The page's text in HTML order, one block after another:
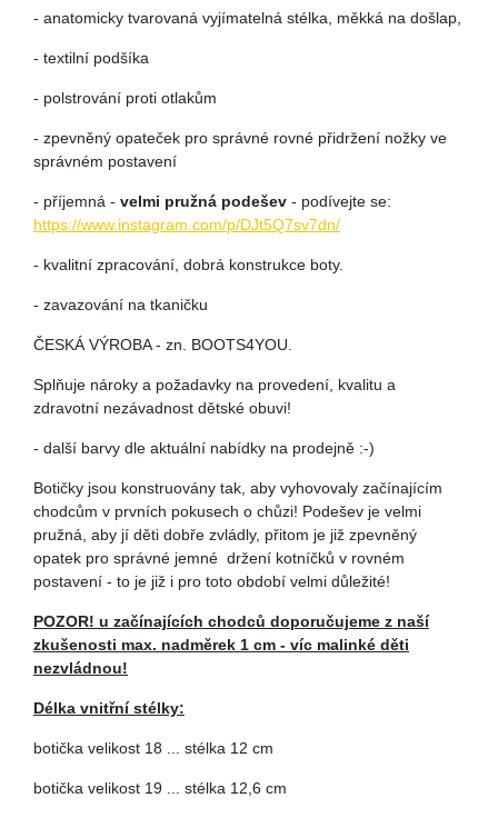
- anatomicky tvarovaná vyjímatelná stélka, měkká na došlap,
- textilní podšíka
- polstrování proti otlakům
- zpevněný opateček pro správné rovné přidržení nožky ve
správném postavení
- příjemná - velmi pružná podešev - podívejte se:
https://www.instagram.com/p/DJt5Q7sv7dn/
- kvalitní zpracování, dobrá konstrukce boty.
- zavazování na tkaničku
ČESKÁ VÝROBA - zn. BOOTS4YOU.
Splňuje nároky a požadavky na provedení, kvalitu a
zdravotní nezávadnost dětské obuvi!
- další barvy dle aktuální nabídky na prodejně :-)
Botičky jsou konstruovány tak, aby vyhovovaly začínajícím
chodcům v prvních pokusech o chůzi! Podešev je velmi
pružná, aby jí děti dobře zvládly, přitom je již zpevněný
opatek pro správné jemné držení kotníčků v rovném
postavení - to je již i pro toto období velmi důležité!
POZOR! u začínajících chodců doporučujeme z naší
zkušenosti max. nadměrek 1 cm - víc malinké děti
nezvládnou!
Délka vnitřní stélky:
botička velikost 18 ... stélka 12 cm
botička velikost 19 ... stélka 12,6 cm